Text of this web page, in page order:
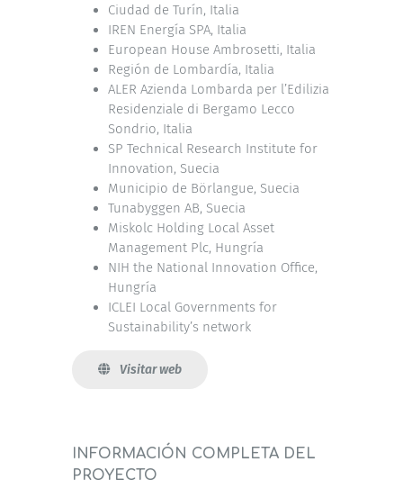
Ciudad de Turín, Italia
IREN Energía SPA, Italia
European House Ambrosetti, Italia
Región de Lombardía, Italia
ALER Azienda Lombarda per l’Edilizia
Residenziale di Bergamo Lecco
Sondrio, Italia
SP Technical Research Institute for
Innovation, Suecia
Municipio de Börlangue, Suecia
Tunabyggen AB, Suecia
Miskolc Holding Local Asset
Management Plc, Hungría
NIH the National Innovation Office,
Hungría
ICLEI Local Governments for
Sustainability’s network
Visitar web
INFORMACIÓN COMPLETA DEL
PROYECTO